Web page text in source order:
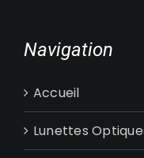
Navigation
Accueil
Lunettes